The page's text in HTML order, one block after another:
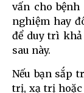
vấn cho
nghiệm hay
để duy trì
sau này.
Nếu bạn sắp
trị, xạ trị hoặc